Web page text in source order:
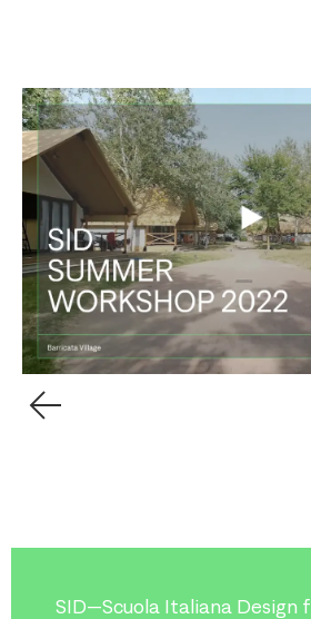
SID—Scuola Italiana Design